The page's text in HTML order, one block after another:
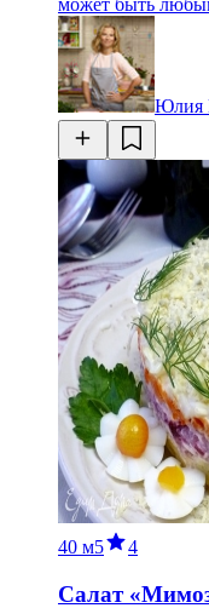
может быть
Юлия
40 м5 4
Салат